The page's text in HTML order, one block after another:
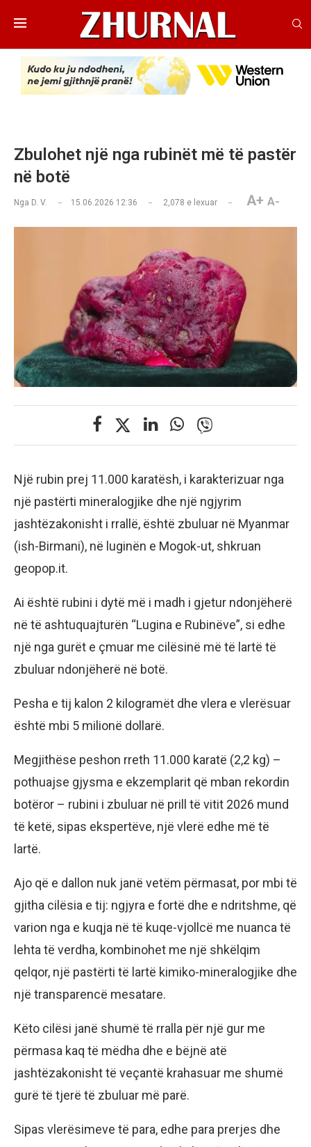
Zbulohet një nga rubinët më të pastër
në botë
Nga D. V. 15.06.2026 12:36 2,078 e lexuar A+ A-
Një rubin prej 11.000 karatësh, i karakterizuar nga
një pastërti mineralogjike dhe një ngjyrim
jashtëzakonisht i rrallë, është zbuluar në Myanmar
(ish-Birmani), në luginën e Mogok-ut, shkruan
geopop.it.
Ai është rubini i dytë më i madh i gjetur ndonjëherë
në të ashtuquajturën “Lugina e Rubinëve”, si edhe
një nga gurët e çmuar me cilësinë më të lartë të
zbuluar ndonjëherë në botë.
Pesha e tij kalon 2 kilogramët dhe vlera e vlerësuar
është mbi 5 milionë dollarë.
Megjithëse peshon rreth 11.000 karatë (2,2 kg) –
pothuajse gjysma e ekzemplarit që mban rekordin
botëror – rubini i zbuluar në prill të vitit 2026 mund
të ketë, sipas ekspertëve, një vlerë edhe më të
lartë.
Ajo që e dallon nuk janë vetëm përmasat, por mbi të
gjitha cilësia e tij: ngjyra e fortë dhe e ndritshme, që
varion nga e kuqja në të kuqe-vjollcë me nuanca të
lehta të verdha, kombinohet me një shkëlqim
qelqor, një pastërti të lartë kimiko-mineralogjike dhe
një transparencë mesatare.
Këto cilësi janë shumë të rralla për një gur me
përmasa kaq të mëdha dhe e bëjnë atë
jashtëzakonisht të veçantë krahasuar me shumë
gurë të tjerë të zbuluar më parë.
Sipas vlerësimeve të para, edhe para prerjes dhe